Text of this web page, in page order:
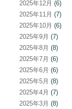
2025年12月 (6)
2025年11月 (7)
2025年10月 (6)
2025年9月 (7)
2025年8月 (8)
2025年7月 (6)
2025年6月 (6)
2025年5月 (8)
2025年4月 (7)
2025年3月 (8)